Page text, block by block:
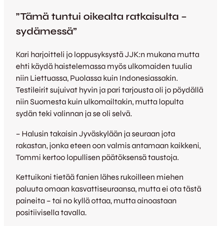
”Tämä tuntui oikealta ratkaisulta –
sydämessä”
Kari harjoitteli jo loppusyksystä JJK:n mukana mutta
ehti käydä haistelemassa myös ulkomaiden tuulia
niin Liettuassa, Puolassa kuin Indonesiassakin.
Testileirit sujuivat hyvin ja pari tarjousta oli jo pöydällä
niin Suomesta kuin ulkomailtakin, mutta lopulta
sydän teki valinnan ja se oli selvä.
– Halusin takaisin Jyväskylään ja seuraan jota
rakastan, jonka eteen oon valmis antamaan kaikkeni,
Tommi kertoo lopullisen päätöksensä taustoja.
Kettuikoni tietää fanien lähes rukoilleen miehen
paluuta omaan kasvattiseuraansa, mutta ei ota tästä
paineita – tai no kyllä ottaa, mutta ainoastaan
positiivisella tavalla.